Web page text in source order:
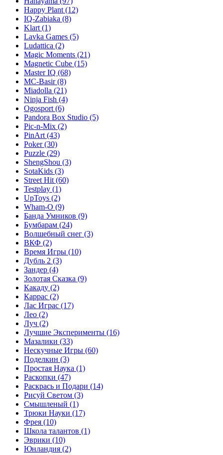
Happy Plant (12)
IQ-Zabiaka (8)
Klart (1)
Lavka Games (5)
Ludattica (2)
Magic Moments (21)
Magnetic Cube (15)
Master IQ (68)
MC-Basir(8)
Miadolla (21)
Ninja Fish (4)
Ogosport (6)
Pandora Box Studio (5)
Pic-n-Mix (2)
PinArt (43)
Poker(30)
Puzzle (29)
ShengShou (3)
SotaKids (3)
Street Hit (60)
Testplay (1)
UpToys (2)
Wham-O (9)
Банда Умников (9)
Бумбарам (24)
Волшебный снег (3)
ВКФ (2)
Время Игры (10)
Дубль 2 (3)
Зандер (4)
Золотая Сказка (9)
Какаду (2)
Каррас (2)
Лас Играс (17)
Лео (2)
Луч (2)
Лучшие Эксперименты (16)
Мазалики (33)
Нескучные Игры (60)
Поделкин (3)
Простая Наука (1)
Раскопки (47)
Раскрась и Подари (14)
Рисуй Светом (3)
Смышленый (1)
Трюки Науки (17)
Фрея (10)
Школа талантов (1)
Эврики (10)
Юнландия (2)